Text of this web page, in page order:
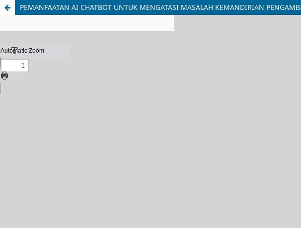
PEMANFAATAN AI CHATBOT UNTUK MENGATASI MASALAH KEMANDIRIAN